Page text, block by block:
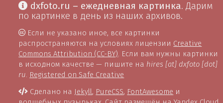
dxfoto.ru – ежедневная картинка. Дарим
по картинке в день из наших архивов.
Если не указано иное, все картинки
распространяются на условиях лицензии Creative
Commons Attribution (CC-BY). Если вам нужны картинки
в исходном качестве — пишите на hires [at] dxfoto [dot]
ru. Registered on Safe Creative
Сделано на Jekyll, PureCSS, FontAwesome и